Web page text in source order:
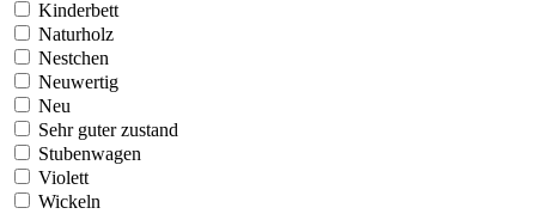
Kinderbett
Naturholz
Nestchen
Neuwertig
Neu
Sehr guter zustand
Stubenwagen
Violett
Wickeln